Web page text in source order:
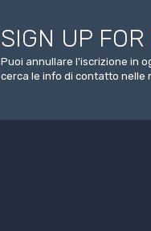
SIGN UP FOR
Puoi annullare l'iscrizione in
cerca le info di contatto nelle